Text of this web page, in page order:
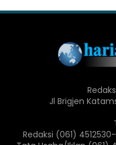
Jl Brigjen
Redaksi (061)